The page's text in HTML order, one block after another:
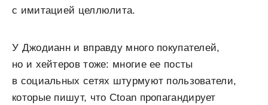
с имитацией целлюлита.
У Джодианн и вправду много покупателей,
но и хейтеров тоже: многие ее посты
в социальных сетях штурмуют пользователи,
которые пишут, что Ctoan пропагандирует